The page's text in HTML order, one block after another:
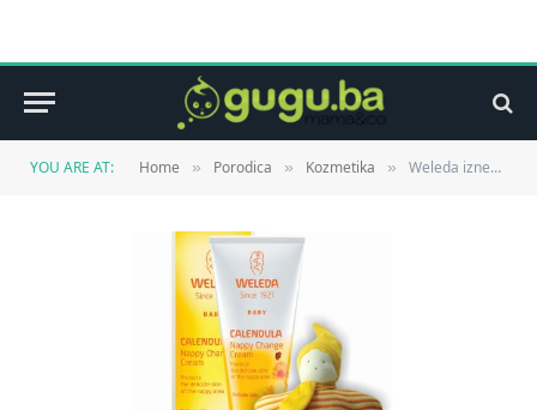
YOU ARE AT: Home » Porodica » Kozmetika » Weleda iznenađuje vaše mališane